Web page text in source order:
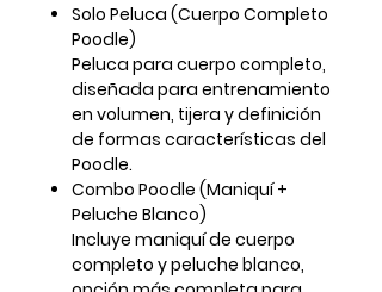
Solo Peluca (Cuerpo Completo
Poodle)
Peluca para cuerpo completo,
diseñada para entrenamiento
en volumen, tijera y definición
de formas características del
Poodle.
Combo Poodle (Maniquí +
Peluche Blanco)
Incluye maniquí de cuerpo
completo y peluche blanco,